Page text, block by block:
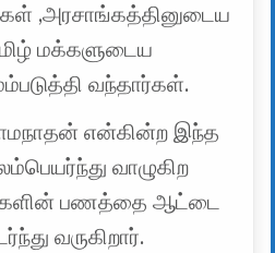
,அரசாங்கத்தினுடைய
மக்களுடைய
வந்தார்கள்.
என்கின்ற இந்த
வாழுகிற
பணத்தை ஆட்டை
வருகிறார்.